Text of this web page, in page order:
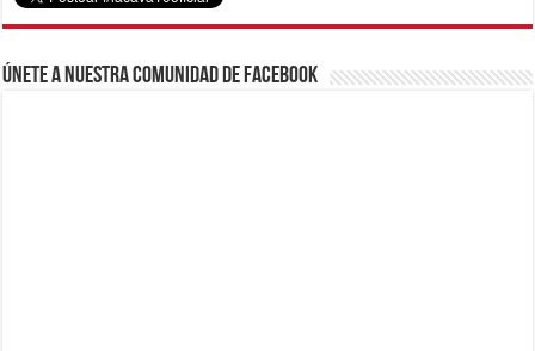
Únete a nuestra comunidad de Facebook